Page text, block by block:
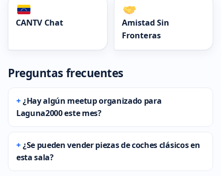
CANTV Chat
Amistad Sin
Fronteras
Preguntas frecuentes
¿Hay algún meetup organizado para
Laguna2000 este mes?
¿Se pueden vender piezas de coches clásicos en
esta sala?